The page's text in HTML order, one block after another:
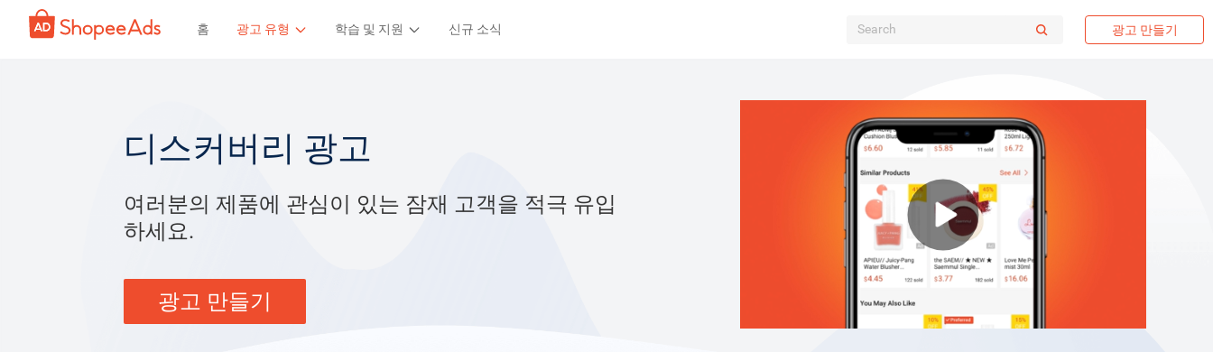
홈 광고 유형 학습 및 지원 신규 소식 광고 만들기
디스커버리 광고
여러분의 제품에 관심이 있는 잠재 고객을 적극 유입
하세요.
Play
Video
광고 만들기